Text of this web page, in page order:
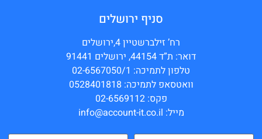
סניף ירושלים
רח’ זילברשטיין 4,ירושלים
דואר: ת”ד 44154, ירושלים 91441
טלפון לתמיכה: 02-6567050/1
וואטסאפ לתמיכה: 0528401818
פקס: 02-6569112
מייל: info@account-it.co.il